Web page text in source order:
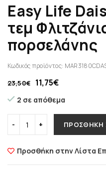
Easy Life
τεμ
πορσελάνης
Κωδικός προϊόντος:
23,50€ 11,75€
2 σε απόθεμα
ΠΡΟΣΘΉΚΗ
Προσθήκη στην Λίστα